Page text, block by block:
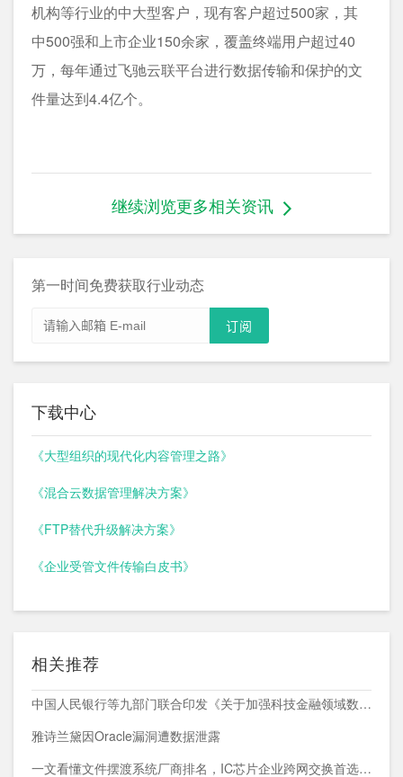
机构等行业的中大型客户，现有客户超过500家，其
中500强和上市企业150余家，覆盖终端用户超过40
万，每年通过飞驰云联平台进行数据传输和保护的文
件量达到4.4亿个。
继续浏览更多相关资讯
第一时间免费获取行业动态
下载中心
《大型组织的现代化内容管理之路》
《混合云数据管理解决方案》
《FTP替代升级解决方案》
《企业受管文件传输白皮书》
相关推荐
中国人民银行等九部门联合印发《关于加强科技金融领域数据开发利用的通知》
雅诗兰黛因Oracle漏洞遭数据泄露
一文看懂文件摆渡系统厂商排名，IC芯片企业跨网交换首选方案